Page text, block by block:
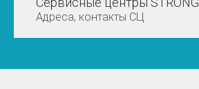
Адреса, контакты СЦ